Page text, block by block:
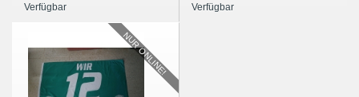
Verfügbar Verfügbar
NUR ONLINE!